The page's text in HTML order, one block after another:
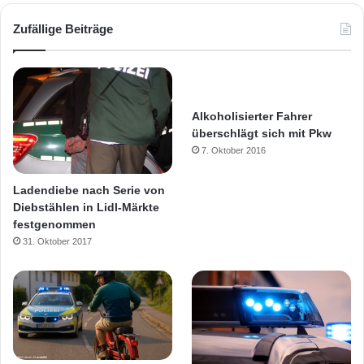
Zufällige Beiträge
Ladendiebe nach Serie von
Diebstählen in Lidl-Märkte
festgenommen
31. Oktober 2017
Alkoholisierter Fahrer
überschlägt sich mit Pkw
7. Oktober 2016